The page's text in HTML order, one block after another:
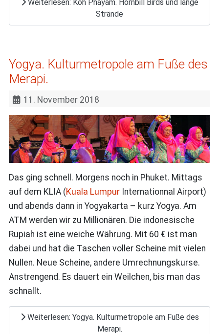
Weiterlesen: Koh Phayam. Hornbill Birds und lange
Strände
Yogya. Kulturmetropole am Fuße des
Merapi.
11. November 2018
Das ging schnell. Morgens noch in Phuket. Mittags
auf dem KLIA (Kuala LumpurInternationnal Airport)
und abends dann in Yogyakarta – kurz Yogya. Am
ATM werden wir zu Millionären. Die indonesische
Rupiah ist eine weiche Währung. Mit 60 € ist man
dabei und hat die Taschen voller Scheine mit vielen
Nullen. Neue Scheine, andere Umrechnungskurse.
Anstrengend. Es dauert ein Weilchen, bis man das
schnallt.
Weiterlesen: Yogya. Kulturmetropole am Fuße des
Merapi.